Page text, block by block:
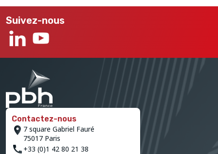
Suivez-nous
Contactez-nous
7 square Gabriel Fauré
75017 Paris
+33 (0)1 42 80 21 38